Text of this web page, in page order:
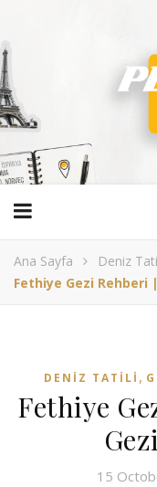
Ana Sayfa
Deniz
Fethiye Gezi Rehberi
DENIZ TATILI ,
Fethiye
15